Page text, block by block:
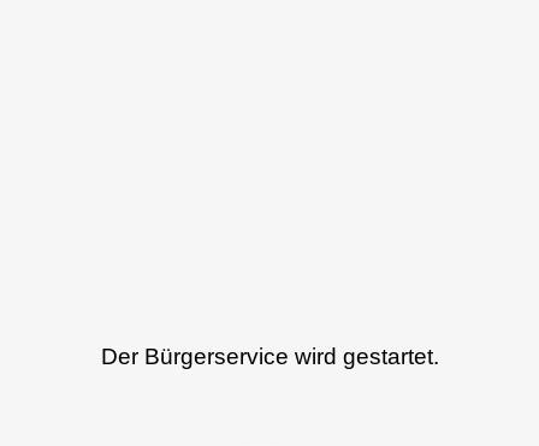
Der Bürgerservice wird gestartet.